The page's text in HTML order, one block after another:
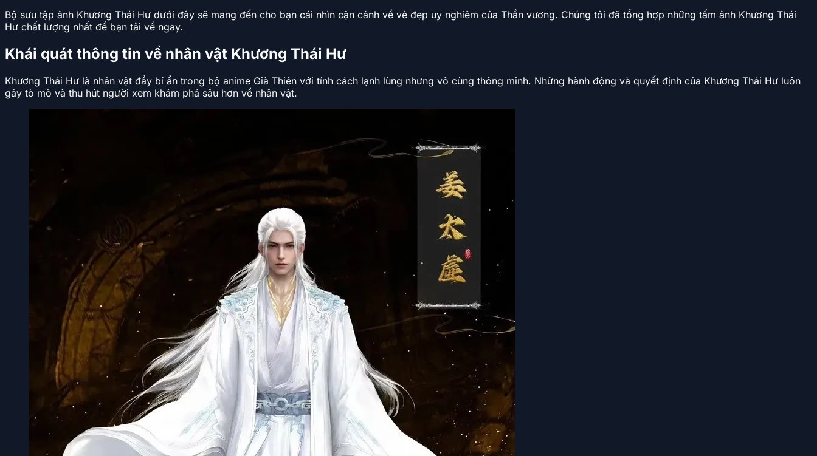
Bộ sưu tập ảnh Khương Thái Hư dưới đây sẽ mang đến cho bạn cái nhìn cận cảnh về vẻ đẹp uy nghiêm của Thần vương. Chúng tôi đã tổng hợp những tấm ảnh Khương Thái
Hư chất lượng nhất để bạn tải về ngay.
Khái quát thông tin về nhân vật Khương Thái Hư
Khương Thái Hư là nhân vật đầy bí ẩn trong bộ anime Già Thiên với tính cách lạnh lùng nhưng vô cùng thông minh. Những hành động và quyết định của Khương Thái Hư luôn
gây tò mò và thu hút người xem khám phá sâu hơn về nhân vật.